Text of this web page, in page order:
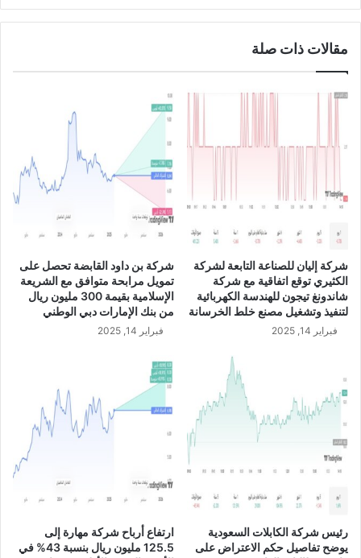
ت
ا
ر
ا
ل
غ
1
2
ج
ا
ه
ر
ة
ل
U
/
Y
مقالات ذات صلة
شركة إليان للصناعة التابعة لشركة
الكثيري توقع اتفاقية مع شركة
شاندونغ تيجون للهندسة الكهربائية
لتنفيذ وتشغيل مصنع خلط الخرسانة
فبراير 14, 2025
شركة بن داود القابضة تحصل على
تمويل مرابحة متوافق مع الشريعة
الإسلامية بقيمة 300 مليون ريال
من بنك الإمارات دبي الوطني
فبراير 14, 2025
رئيس شركة الكابلات السعودية
يوضح تفاصيل حكم الاعتراض على
ارتفاع أرباح شركة مهارة إلى
125.5 مليون ريال بنسبة 43% في